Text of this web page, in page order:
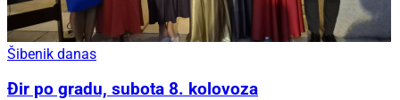
Šibenik danas
Đir po gradu, subota 8. kolovoza